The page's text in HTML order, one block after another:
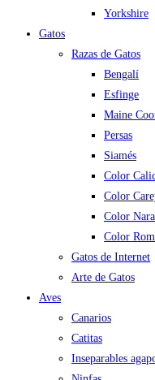
Yorkshire
Gatos
Razas de Gatos
Bengalí
Esfinge
Maine
Persas
Siamés
Color
Color
Color
Color
Gatos de Internet
Arte de Gatos
Aves
Canarios
Catitas
Inseparables